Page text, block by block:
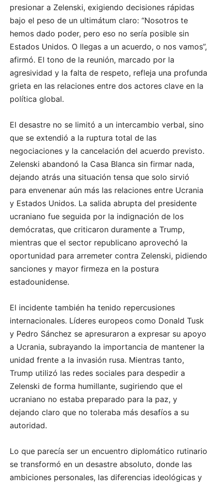
presionar a Zelenski, exigiendo decisiones rápidas
bajo el peso de un ultimátum claro: “Nosotros te
hemos dado poder, pero eso no sería posible sin
Estados Unidos. O llegas a un acuerdo, o nos vamos”,
afirmó. El tono de la reunión, marcado por la
agresividad y la falta de respeto, refleja una profunda
grieta en las relaciones entre dos actores clave en la
política global.
El desastre no se limitó a un intercambio verbal, sino
que se extendió a la ruptura total de las
negociaciones y la cancelación del acuerdo previsto.
Zelenski abandonó la Casa Blanca sin firmar nada,
dejando atrás una situación tensa que solo sirvió
para envenenar aún más las relaciones entre Ucrania
y Estados Unidos. La salida abrupta del presidente
ucraniano fue seguida por la indignación de los
demócratas, que criticaron duramente a Trump,
mientras que el sector republicano aprovechó la
oportunidad para arremeter contra Zelenski, pidiendo
sanciones y mayor firmeza en la postura
estadounidense.
El incidente también ha tenido repercusiones
internacionales. Líderes europeos como Donald Tusk
y Pedro Sánchez se apresuraron a expresar su apoyo
a Ucrania, subrayando la importancia de mantener la
unidad frente a la invasión rusa. Mientras tanto,
Trump utilizó las redes sociales para despedir a
Zelenski de forma humillante, sugiriendo que el
ucraniano no estaba preparado para la paz, y
dejando claro que no toleraba más desafíos a su
autoridad.
Lo que parecía ser un encuentro diplomático rutinario
se transformó en un desastre absoluto, donde las
ambiciones personales, las diferencias ideológicas y